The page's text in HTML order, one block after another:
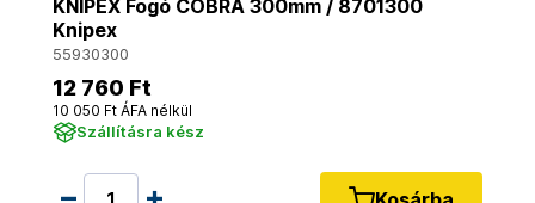
KNIPEX Fogó COBRA 300mm / 8701300
Knipex
55930300
12 760 Ft
10 050 Ft ÁFA nélkül
Szállításra kész